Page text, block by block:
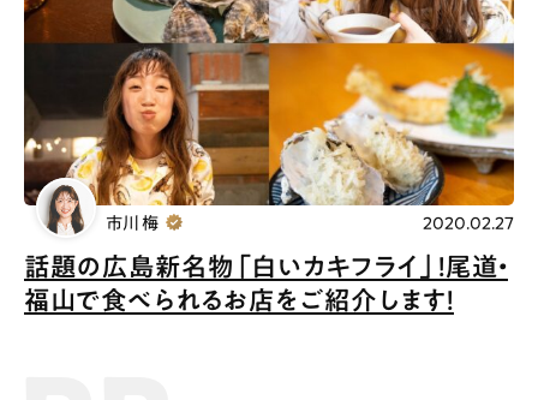
話題の広島新名物「白いカキフライ」！尾道・
福山で食べられるお店をご紹介します！
市川 梅 2020.02.27